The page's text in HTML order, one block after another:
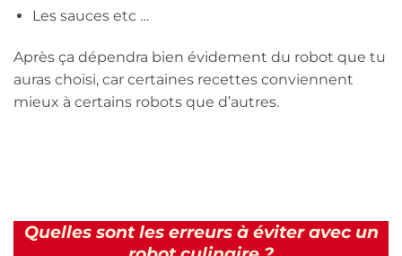
Les sauces etc …
Après ça dépendra bien évidement du robot que tu
auras choisi, car certaines recettes conviennent
mieux à certains robots que d’autres.
Quelles sont les erreurs à éviter avec un